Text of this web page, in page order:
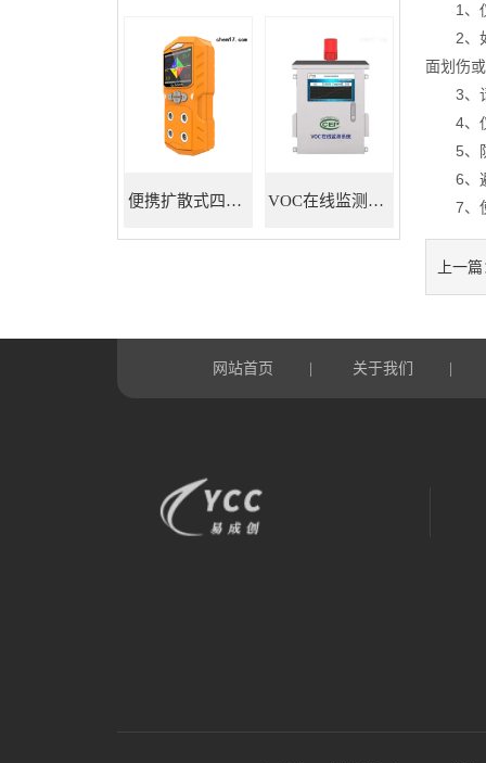
便携扩散式四合一气体检测仪 VOC在线监测系统
1、仪
2、如
面划伤
3、请
4、仪
5、防
6、避
7、使
上一
网站首页 关于我们